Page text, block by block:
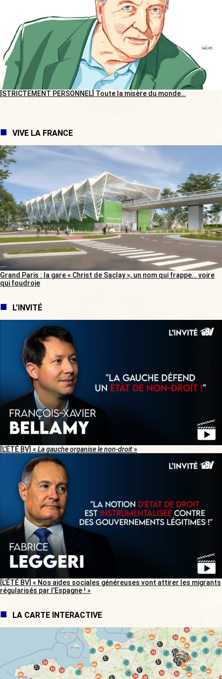
[STRICTEMENT PERSONNEL] Toute la misère du monde…
VIVE LA FRANCE
Grand Paris : la gare « Christ de Saclay », un nom qui frappe… voire
qui foudroie
L'INVITÉ
[L’ÉTÉ BV] « La gauche organise le non-droit»
[L’ÉTÉ BV] « Nos aides sociales généreuses vont attirer les migrants
régularisés par l’Espagne ! »
LA CARTE INTERACTIVE